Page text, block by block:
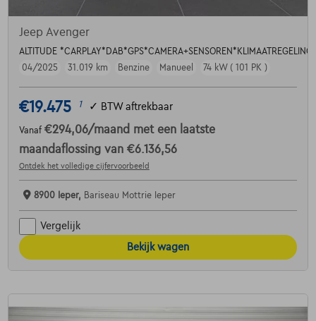
Jeep Avenger
ALTITUDE *CARPLAY*DAB*GPS*CAMERA+SENSOREN*KLIMAATREGELING*
04/2025
31.019 km Benzine Manueel 74 kW ( 101 PK )
€19.475 1 ✓ BTW aftrekbaar
Vanaf €294,06/maand met een laatste
maandaflossing van €6.136,56
Ontdek het volledige cijfervoorbeeld
8900 Ieper, Bariseau Mottrie Ieper
Vergelijk
Bekijk wagen